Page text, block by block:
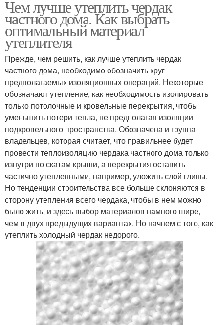
Чем лучше утеплить чердак
частного дома. Как выбрать
оптимальный материал
утеплителя
Прежде, чем решить, как лучше утеплить чердак
частного дома, необходимо обозначить круг
предполагаемых изоляционных операций. Некоторые
обозначают утепление, как необходимость изолировать
только потолочные и кровельные перекрытия, чтобы
уменьшить потери тепла, не предполагая изоляции
подкровельного пространства. Обозначена и группа
владельцев, которая считает, что правильнее будет
провести теплоизоляцию чердака частного дома только
изнутри по скатам крыши, а перекрытия оставить
частично утепленными, например, уложить слой глины.
Но тенденции строительства все больше склоняются в
сторону утепления всего чердака, чтобы в нем можно
было жить, и здесь выбор материалов намного шире,
чем в двух предыдущих вариантах. Но начнем с того, как
утеплить холодный чердак недорого.